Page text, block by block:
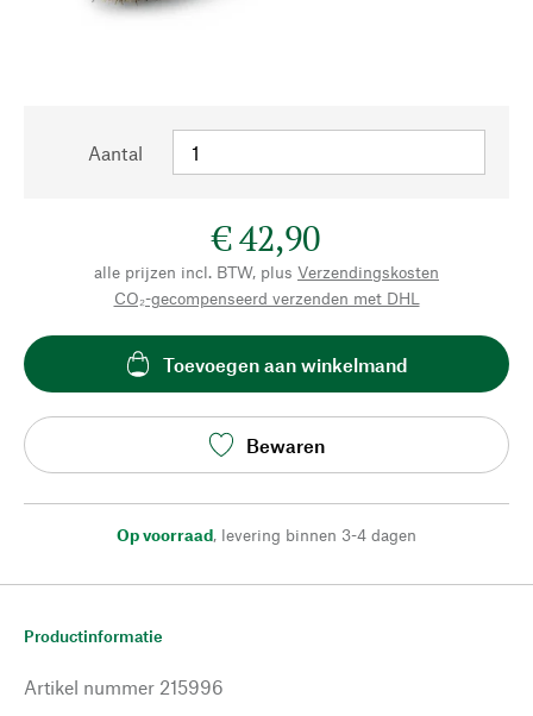
Aantal
€ 42,90
alle prijzen incl. BTW, plus Verzendingskosten
CO₂-gecompenseerd verzenden met DHL
Toevoegen aan winkelmand
Bewaren
Op voorraad, levering binnen 3-4 dagen
Productinformatie
Artikel nummer 215996